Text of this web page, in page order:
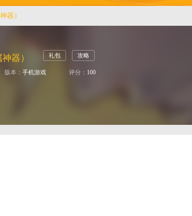
器）
器） 礼包 攻略
版本： 手机游戏 评分： 100